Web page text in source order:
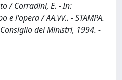
/ Corradini, E. - In:
e l'opera / AA.VV.. - STAMPA.
dei Ministri, 1994. -